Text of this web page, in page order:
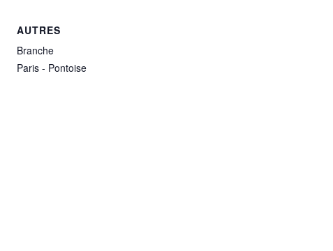
AUTRES
Branche
Paris - Pontoise